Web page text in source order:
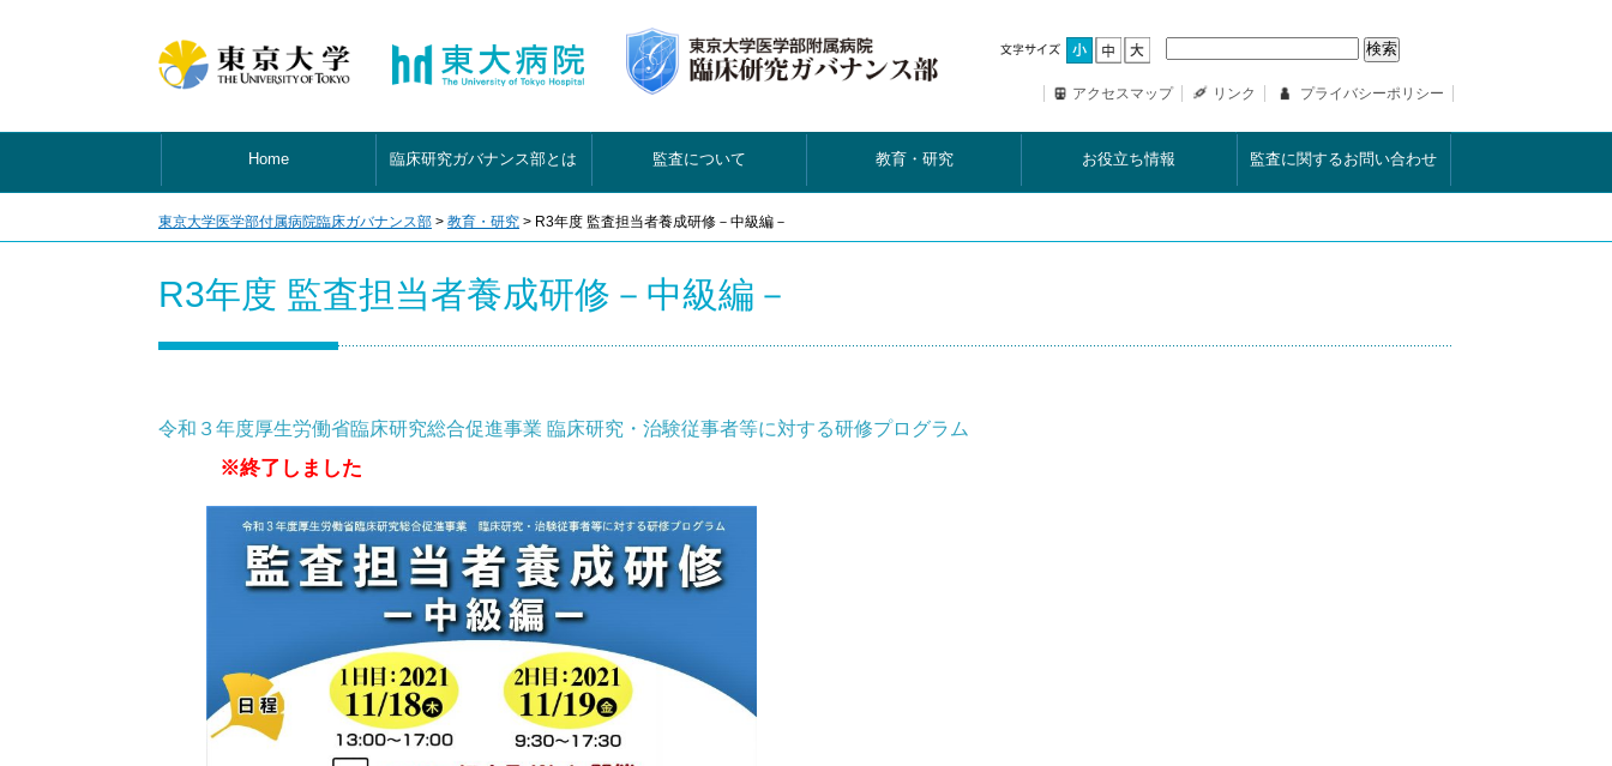
アクセスマップ リンク プライバシーポリシー
Home 臨床研究ガバナンス部とは 監査について 教育・研究 お役立ち情報 監査に関するお問い合わせ
東京大学医学部付属病院臨床ガバナンス部 > 教育・研究 > R3年度 監査担当者養成研修－中級編－
R3年度 監査担当者養成研修－中級編－
令和３年度厚生労働省臨床研究総合促進事業 臨床研究・治験従事者等に対する研修プログラム
※終了しました